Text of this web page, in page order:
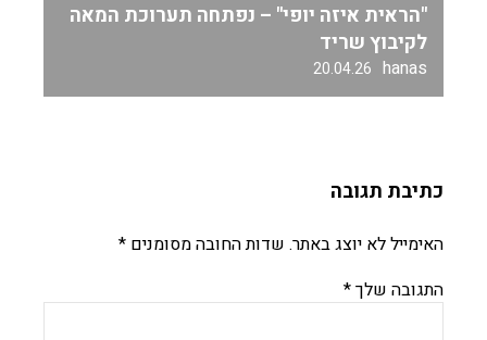
"הראית איזה יופי" – נפתחה תערוכת המאה
לקיבוץ שריד
hanas
20.04.26
כתיבת תגובה
האימייל לא יוצג באתר. שדות החובה מסומנים *
התגובה שלך*